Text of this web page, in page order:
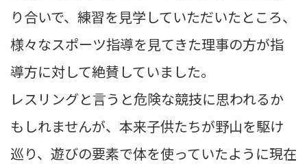
り合いで、練習を見学していただいたところ、
様々なスポーツ指導を見てきた理事の方が指
導方に対して絶賛していました。
レスリングと言うと危険な競技に思われるか
もしれませんが、本来子供たちが野山を駆け
巡り、遊びの要素で体を使っていたように現在